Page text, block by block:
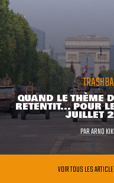
QUAND LE THÈME
RETENTIT... POUR
JUILLET
PARARNO
VOIR TOUS LES